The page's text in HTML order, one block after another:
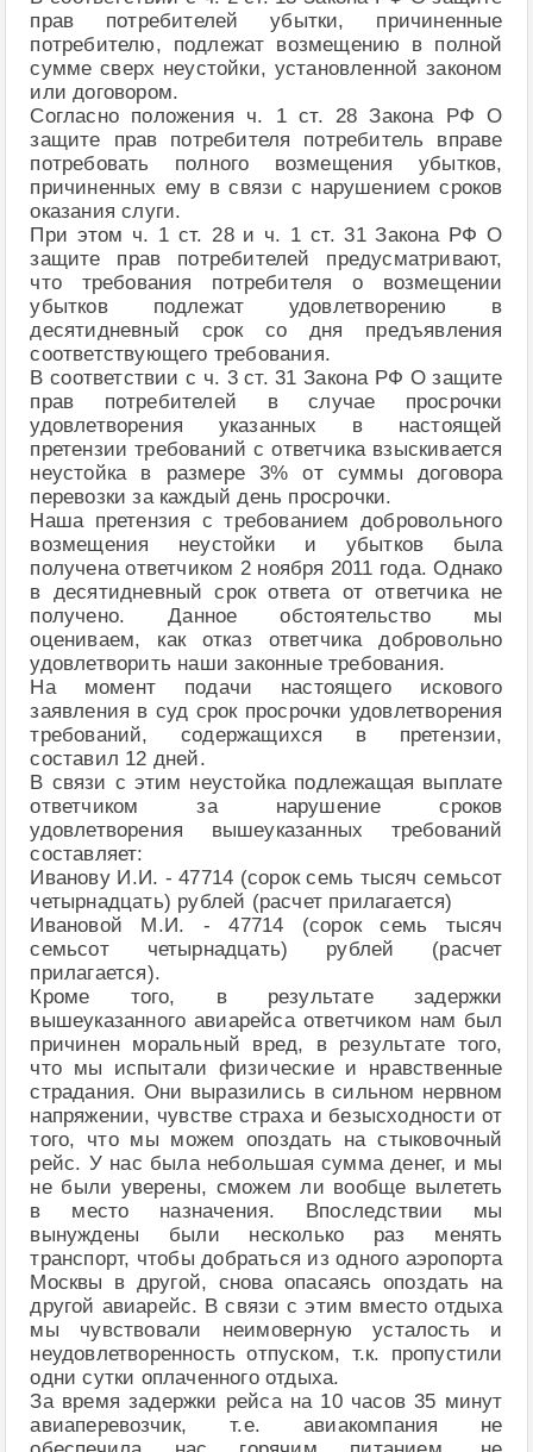
прав потребителей убытки, причиненные
потребителю, подлежат возмещению в полной
сумме сверх неустойки, установленной законом
или договором.
Согласно положения ч. 1 ст. 28 Закона РФ О
защите прав потребителя потребитель вправе
потребовать полного возмещения убытков,
причиненных ему в связи с нарушением сроков
оказания слуги.
При этом ч. 1 ст. 28 и ч. 1 ст. 31 Закона РФ О
защите прав потребителей предусматривают,
что требования потребителя о возмещении
убытков подлежат удовлетворению в
десятидневный срок со дня предъявления
соответствующего требования.
В соответствии с ч. 3 ст. 31 Закона РФ О защите
прав потребителей в случае просрочки
удовлетворения указанных в настоящей
претензии требований с ответчика взыскивается
неустойка в размере 3% от суммы договора
перевозки за каждый день просрочки.
Наша претензия с требованием добровольного
возмещения неустойки и убытков была
получена ответчиком 2 ноября 2011 года. Однако
в десятидневный срок ответа от ответчика не
получено. Данное обстоятельство мы
оцениваем, как отказ ответчика добровольно
удовлетворить наши законные требования.
На момент подачи настоящего искового
заявления в суд срок просрочки удовлетворения
требований, содержащихся в претензии,
составил 12 дней.
В связи с этим неустойка подлежащая выплате
ответчиком за нарушение сроков
удовлетворения вышеуказанных требований
составляет:
Иванову И.И. - 47714 (сорок семь тысяч семьсот
четырнадцать) рублей (расчет прилагается)
Ивановой М.И. - 47714 (сорок семь тысяч
семьсот четырнадцать) рублей (расчет
прилагается).
Кроме того, в результате задержки
вышеуказанного авиарейса ответчиком нам был
причинен моральный вред, в результате того,
что мы испытали физические и нравственные
страдания. Они выразились в сильном нервном
напряжении, чувстве страха и безысходности от
того, что мы можем опоздать на стыковочный
рейс. У нас была небольшая сумма денег, и мы
не были уверены, сможем ли вообще вылететь
в место назначения. Впоследствии мы
вынуждены были несколько раз менять
транспорт, чтобы добраться из одного аэропорта
Москвы в другой, снова опасаясь опоздать на
другой авиарейс. В связи с этим вместо отдыха
мы чувствовали неимоверную усталость и
неудовлетворенность отпуском, т.к. пропустили
одни сутки оплаченного отдыха.
За время задержки рейса на 10 часов 35 минут
авиаперевозчик, т.е. авиакомпания не